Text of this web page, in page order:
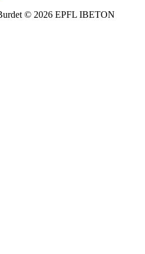
© 2026 EPFL IBETON